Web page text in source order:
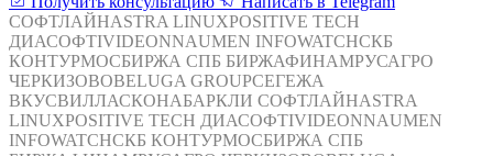
СОФТЛАЙНASTRA LINUXPOSITIVE TECH
ДИАСОФТIVIDEONNAUMEN INFOWATCHСКБ
КОНТУРМОСБИРЖА СПБ БИРЖАФИНАМРУСАГРО
ЧЕРКИЗОВОBELUGA GROUPСЕГЕЖА
ВКУСВИЛЛАСКОНАБАРКЛИ СОФТЛАЙНASTRA
LINUXPOSITIVE TECH ДИАСОФТIVIDEONNAUMEN
INFOWATCHСКБ КОНТУРМОСБИРЖА СПБ